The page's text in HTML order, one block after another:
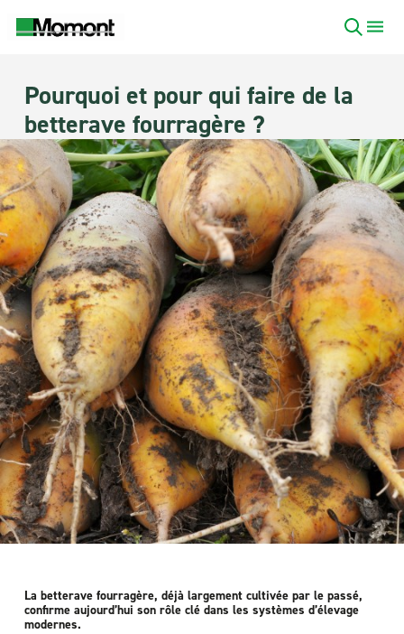
Pourquoi et pour qui faire de la
betterave fourragère ?
La betterave fourragère, déjà largement cultivée par le passé,
confirme aujourd’hui son rôle clé dans les systèmes d’élevage
modernes.